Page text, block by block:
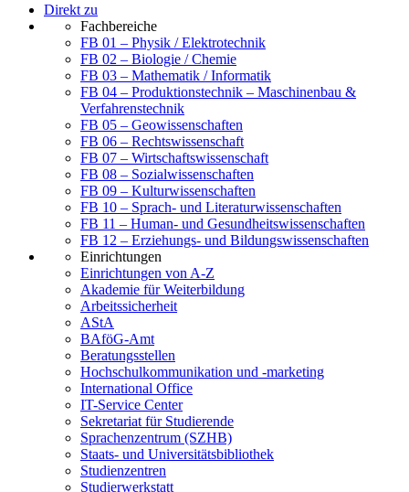
Direkt zu
Fachbereiche
FB 01 – Physik / Elektrotechnik
FB 02 – Biologie / Chemie
FB 03 – Mathematik / Informatik
FB 04 – Produktionstechnik – Maschinenbau &
Verfahrenstechnik
FB 05 – Geowissenschaften
FB 06 – Rechtswissenschaft
FB 07 – Wirtschaftswissenschaft
FB 08 – Sozialwissenschaften
FB 09 – Kulturwissenschaften
FB 10 – Sprach- und Literaturwissenschaften
FB 11 – Human- und Gesundheitswissenschaften
FB 12 – Erziehungs- und Bildungswissenschaften
Einrichtungen
Einrichtungen von A-Z
Akademie für Weiterbildung
Arbeitssicherheit
AStA
BAföG-Amt
Beratungsstellen
Hochschulkommunikation und -marketing
International Office
IT-Service Center
Sekretariat für Studierende
Sprachenzentrum (SZHB)
Staats- und Universitätsbibliothek
Studienzentren
Studierwerkstatt